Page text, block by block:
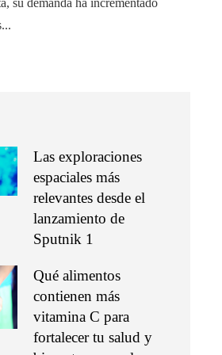
Las exploraciones
espaciales más
relevantes desde el
lanzamiento de
Sputnik 1
Qué alimentos
contienen más
vitamina C para
fortalecer tu salud y